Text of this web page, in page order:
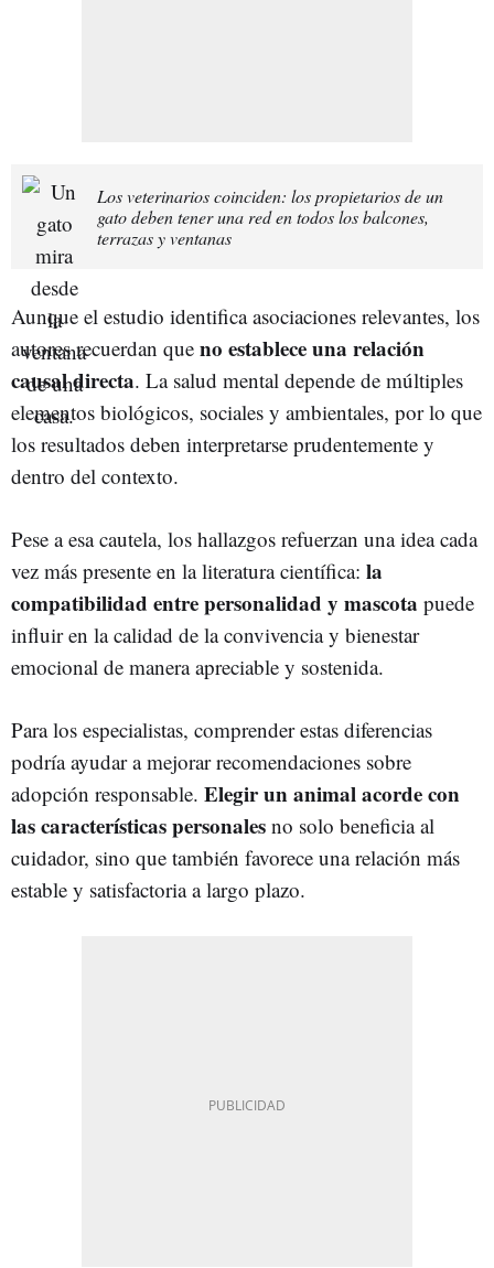
Los veterinarios coinciden: los propietarios de un
gato deben tener una red en todos los balcones,
terrazas y ventanas
Aunque el estudio identifica asociaciones relevantes, los
autores recuerdan que no establece una relación
causal directa. La salud mental depende de múltiples
elementos biológicos, sociales y ambientales, por lo que
los resultados deben interpretarse prudentemente y
dentro del contexto.
Pese a esa cautela, los hallazgos refuerzan una idea cada
vez más presente en la literatura científica: la
compatibilidad entre personalidad y mascota puede
influir en la calidad de la convivencia y bienestar
emocional de manera apreciable y sostenida.
Para los especialistas, comprender estas diferencias
podría ayudar a mejorar recomendaciones sobre
adopción responsable. Elegir un animal acorde con
las características personales no solo beneficia al
cuidador, sino que también favorece una relación más
estable y satisfactoria a largo plazo.